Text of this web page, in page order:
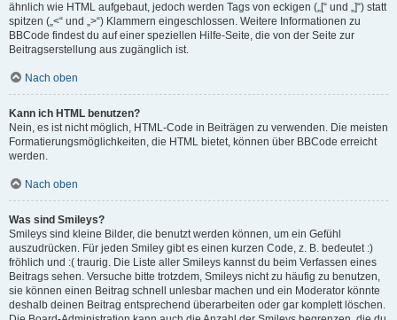
ähnlich wie HTML aufgebaut, jedoch werden Tags von eckigen („[“ und „]“) statt
spitzen („<“ und „>“) Klammern eingeschlossen. Weitere Informationen zu
BBCode findest du auf einer speziellen Hilfe-Seite, die von der Seite zur
Beitragserstellung aus zugänglich ist.
Nach oben
Kann ich HTML benutzen?
Nein, es ist nicht möglich, HTML-Code in Beiträgen zu verwenden. Die meisten
Formatierungsmöglichkeiten, die HTML bietet, können über BBCode erreicht
werden.
Nach oben
Was sind Smileys?
Smileys sind kleine Bilder, die benutzt werden können, um ein Gefühl
auszudrücken. Für jeden Smiley gibt es einen kurzen Code, z. B. bedeutet :)
fröhlich und :( traurig. Die Liste aller Smileys kannst du beim Verfassen eines
Beitrags sehen. Versuche bitte trotzdem, Smileys nicht zu häufig zu benutzen,
sie können einen Beitrag schnell unlesbar machen und ein Moderator könnte
deshalb deinen Beitrag entsprechend überarbeiten oder gar komplett löschen.